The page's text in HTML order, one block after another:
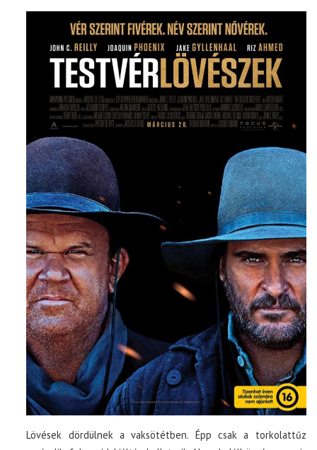
Lövések dördülnek a vaksötétben. Épp csak a torkolattűz